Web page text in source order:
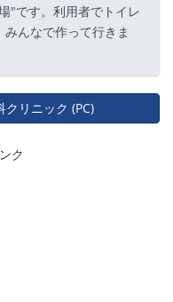
"です。利用者でトイレ
んなで作って行きま
リニック (PC)
ク